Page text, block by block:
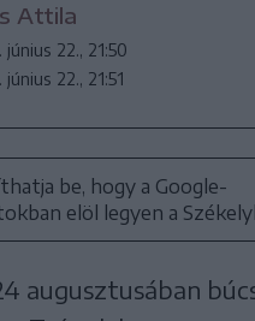
Attila
június 22., 21:50
június 22., 21:51
be, hogy a Google-
elöl legyen a
augusztusában